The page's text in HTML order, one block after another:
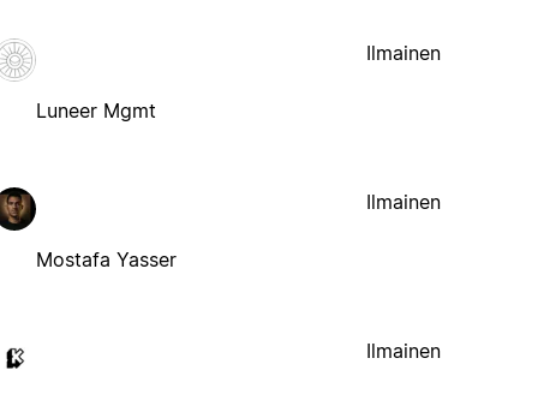
Luneer Mgmt
Ilmainen
Mostafa Yasser
Ilmainen
Ilmainen